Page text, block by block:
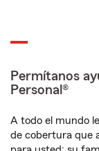
Permítanos
Personal®
A todo el mundo
de cobertura que